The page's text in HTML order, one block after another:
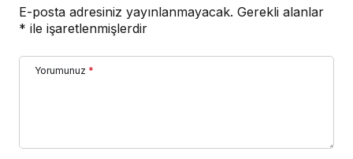
E-posta adresiniz yayınlanmayacak. Gerekli alanlar
* ile işaretlenmişlerdir
Yorumunuz *